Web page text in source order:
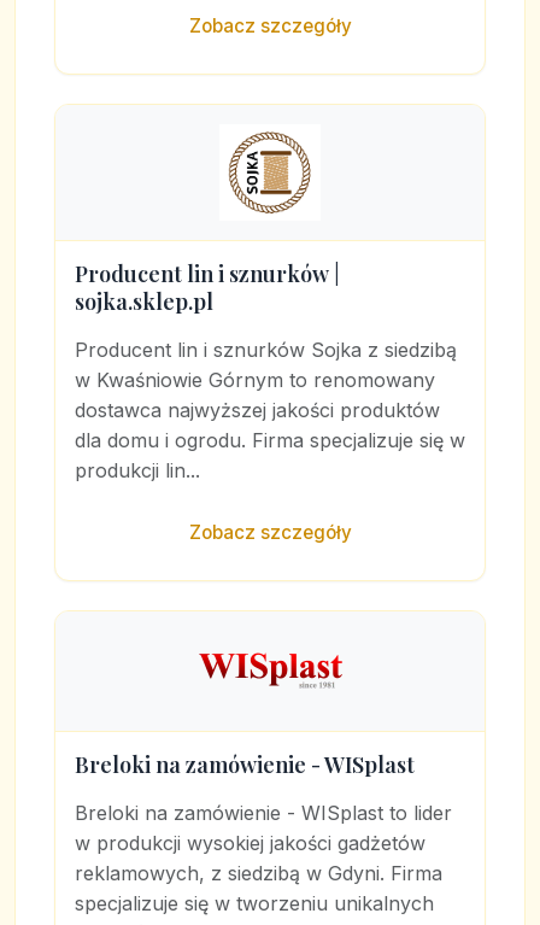
Zobacz szczegóły
Producent lin i sznurków |
sojka.sklep.pl
Producent lin i sznurków Sojka z siedzibą
w Kwaśniowie Górnym to renomowany
dostawca najwyższej jakości produktów
dla domu i ogrodu. Firma specjalizuje się w
produkcji lin...
Zobacz szczegóły
Breloki na zamówienie - WISplast
Breloki na zamówienie - WISplast to lider
w produkcji wysokiej jakości gadżetów
reklamowych, z siedzibą w Gdyni. Firma
specjalizuje się w tworzeniu unikalnych